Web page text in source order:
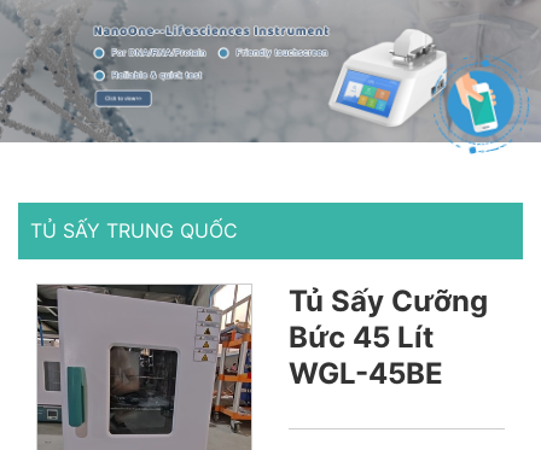
TỦ SẤY TRUNG QUỐC
Tủ Sấy Cưỡng
Bức 45 Lít
WGL-45BE